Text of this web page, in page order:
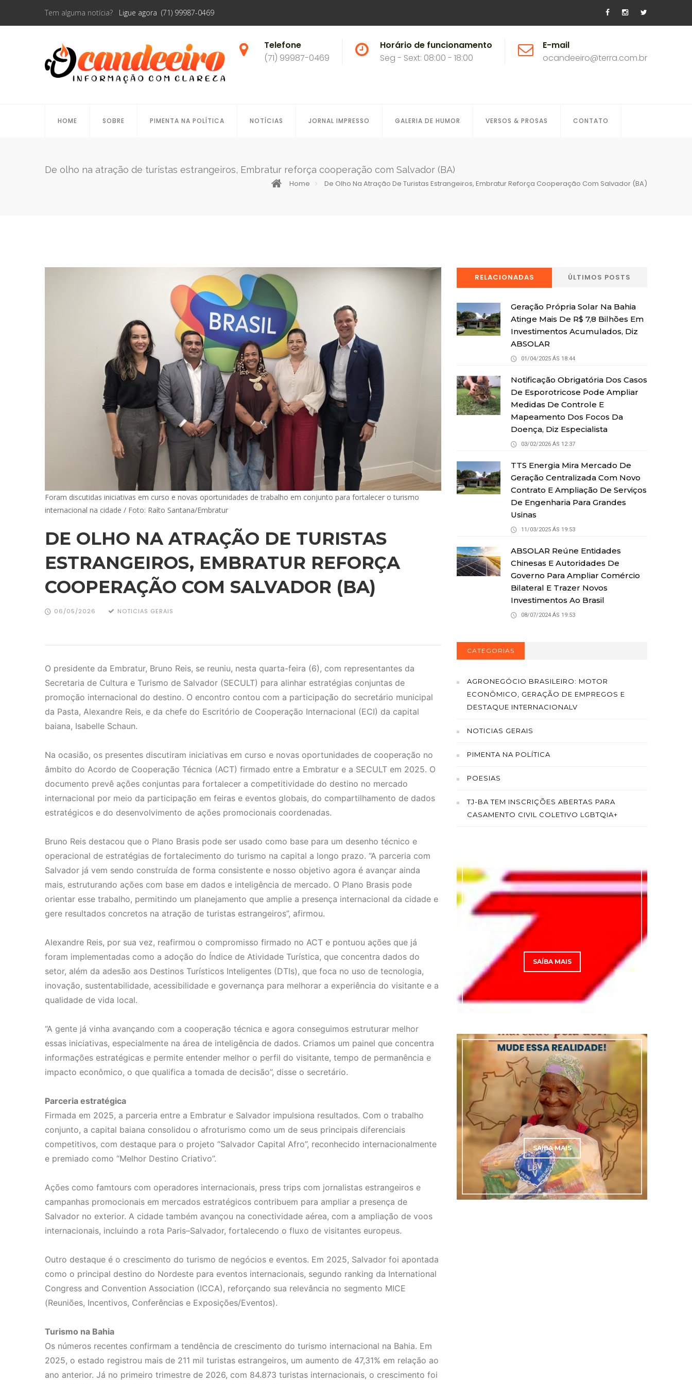
Tem alguma notícia? Ligue agora (71) 99987-0469
Telefone
(71) 99987-0469
Horário de funcionamento
Seg - Sext: 08:00 - 18:00
E-mail
ocandeeiro@terra.com.br
HOME SOBRE PIMENTA NA POLÍTICA NOTÍCIAS JORNAL IMPRESSO GALERIA DE HUMOR VERSOS & PROSAS CONTATO
De olho na atração de turistas estrangeiros, Embratur reforça cooperação com Salvador (BA)
Home De Olho Na Atração De Turistas Estrangeiros, Embratur Reforça Cooperação Com Salvador (BA)
Foram discutidas iniciativas em curso e novas oportunidades de trabalho em conjunto para fortalecer o turismo
internacional na cidade / Foto: Raíto Santana/Embratur
DE OLHO NA ATRAÇÃO DE TURISTAS
ESTRANGEIROS, EMBRATUR REFORÇA
COOPERAÇÃO COM SALVADOR (BA)
06/05/2026 NOTICIAS GERAIS
O presidente da Embratur, Bruno Reis, se reuniu, nesta quarta-feira (6), com representantes da
Secretaria de Cultura e Turismo de Salvador (SECULT) para alinhar estratégias conjuntas de
promoção internacional do destino. O encontro contou com a participação do secretário municipal
da Pasta, Alexandre Reis, e da chefe do Escritório de Cooperação Internacional (ECI) da capital
baiana, Isabelle Schaun.
Na ocasião, os presentes discutiram iniciativas em curso e novas oportunidades de cooperação no
âmbito do Acordo de Cooperação Técnica (ACT) firmado entre a Embratur e a SECULT em 2025. O
documento prevê ações conjuntas para fortalecer a competitividade do destino no mercado
internacional por meio da participação em feiras e eventos globais, do compartilhamento de dados
estratégicos e do desenvolvimento de ações promocionais coordenadas.
Bruno Reis destacou que o Plano Brasis pode ser usado como base para um desenho técnico e
operacional de estratégias de fortalecimento do turismo na capital a longo prazo. “A parceria com
Salvador já vem sendo construída de forma consistente e nosso objetivo agora é avançar ainda
mais, estruturando ações com base em dados e inteligência de mercado. O Plano Brasis pode
orientar esse trabalho, permitindo um planejamento que amplie a presença internacional da cidade e
gere resultados concretos na atração de turistas estrangeiros”, afirmou.
Alexandre Reis, por sua vez, reafirmou o compromisso firmado no ACT e pontuou ações que já
foram implementadas como a adoção do Índice de Atividade Turística, que concentra dados do
setor, além da adesão aos Destinos Turísticos Inteligentes (DTIs), que foca no uso de tecnologia,
inovação, sustentabilidade, acessibilidade e governança para melhorar a experiência do visitante e a
qualidade de vida local.
“A gente já vinha avançando com a cooperação técnica e agora conseguimos estruturar melhor
essas iniciativas, especialmente na área de inteligência de dados. Criamos um painel que concentra
informações estratégicas e permite entender melhor o perfil do visitante, tempo de permanência e
impacto econômico, o que qualifica a tomada de decisão”, disse o secretário.
Parceria estratégica
Firmada em 2025, a parceria entre a Embratur e Salvador impulsiona resultados. Com o trabalho
conjunto, a capital baiana consolidou o afroturismo como um de seus principais diferenciais
competitivos, com destaque para o projeto “Salvador Capital Afro”, reconhecido internacionalmente
e premiado como “Melhor Destino Criativo”.
Ações como famtours com operadores internacionais, press trips com jornalistas estrangeiros e
campanhas promocionais em mercados estratégicos contribuem para ampliar a presença de
Salvador no exterior. A cidade também avançou na conectividade aérea, com a ampliação de voos
internacionais, incluindo a rota Paris–Salvador, fortalecendo o fluxo de visitantes europeus.
Outro destaque é o crescimento do turismo de negócios e eventos. Em 2025, Salvador foi apontada
como o principal destino do Nordeste para eventos internacionais, segundo ranking da International
Congress and Convention Association (ICCA), reforçando sua relevância no segmento MICE
(Reuniões, Incentivos, Conferências e Exposições/Eventos).
Turismo na Bahia
Os números recentes confirmam a tendência de crescimento do turismo internacional na Bahia. Em
2025, o estado registrou mais de 211 mil turistas estrangeiros, um aumento de 47,31% em relação ao
ano anterior. Já no primeiro trimestre de 2026, com 84.873 turistas internacionais, o crescimento foi
RELACIONADAS ÚLTIMOS POSTS
Geração Própria Solar Na Bahia
Atinge Mais De R$ 7,8 Bilhões Em
Investimentos Acumulados, Diz
ABSOLAR
01/04/2025 ÁS 18:44
Notificação Obrigatória Dos Casos
De Esporotricose Pode Ampliar
Medidas De Controle E
Mapeamento Dos Focos Da
Doença, Diz Especialista
03/02/2026 ÁS 12:37
TTS Energia Mira Mercado De
Geração Centralizada Com Novo
Contrato E Ampliação De Serviços
De Engenharia Para Grandes
Usinas
11/03/2025 ÁS 19:53
ABSOLAR Reúne Entidades
Chinesas E Autoridades De
Governo Para Ampliar Comércio
Bilateral E Trazer Novos
Investimentos Ao Brasil
08/07/2024 ÁS 19:53
CATEGORIAS
AGRONEGÓCIO BRASILEIRO: MOTOR
ECONÔMICO, GERAÇÃO DE EMPREGOS E
DESTAQUE INTERNACIONALV
NOTICIAS GERAIS
PIMENTA NA POLÍTICA
POESIAS
TJ-BA TEM INSCRIÇÕES ABERTAS PARA
CASAMENTO CIVIL COLETIVO LGBTQIA+
SAÍBA MAIS
SAÍBA MAIS